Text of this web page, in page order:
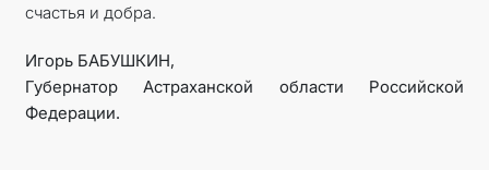
счастья и добра.
Игорь БАБУШКИН,
Губернатор Астраханской области Российской
Федерации.